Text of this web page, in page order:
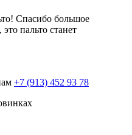
Спасибо большое
пальто станет
+7 (913) 452 93 78